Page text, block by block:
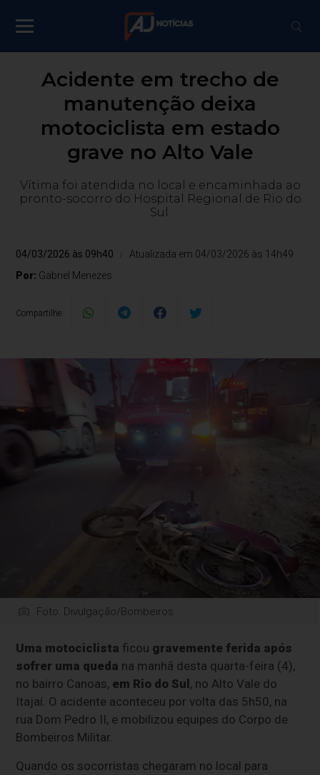
Acidente em trecho de
manutenção deixa
motociclista em estado
grave no Alto Vale
Vítima foi atendida no local e encaminhada ao
pronto-socorro do Hospital Regional de Rio do
Sul.
04/03/2026 às 09h40
Atualizada em 04/03/2026 às 14h49
Por: Gabriel Menezes
Compartilhe:
Foto: Divulgação/Bombeiros
Uma motociclista ficou gravemente ferida após
sofrer uma queda na manhã desta quarta-feira (4),
no bairro Canoas, em Rio do Sul, no Alto Vale do
Itajaí. O acidente aconteceu por volta das 5h50, na
rua Dom Pedro II, e mobilizou equipes do Corpo de
Bombeiros Militar.
Quando os socorristas chegaram no local para